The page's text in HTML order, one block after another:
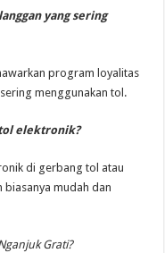
yang sering
program loyalitas
menggunakan tol.
elektronik?
di gerbang tol atau
biasanya mudah dan
Grati?